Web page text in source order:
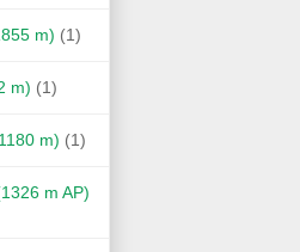
m) (1)
m) (1)
m) (1)
m AP)